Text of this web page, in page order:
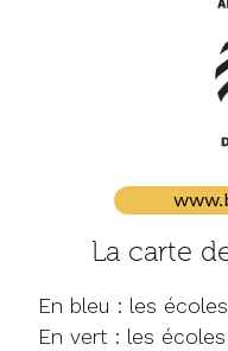
Site de
La carte
En bleu : les
En vert : les